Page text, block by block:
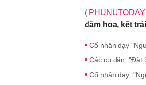
( PHUNUTODAY
đâm hoa, kết
Cổ nhân dạy
Các cụ dặn, "Đặt
Cổ nhân dạy: